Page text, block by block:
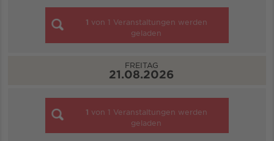
1 von 1 Veranstaltungen werden
geladen
FREITAG
21.08.2026
1 von 1 Veranstaltungen werden
geladen